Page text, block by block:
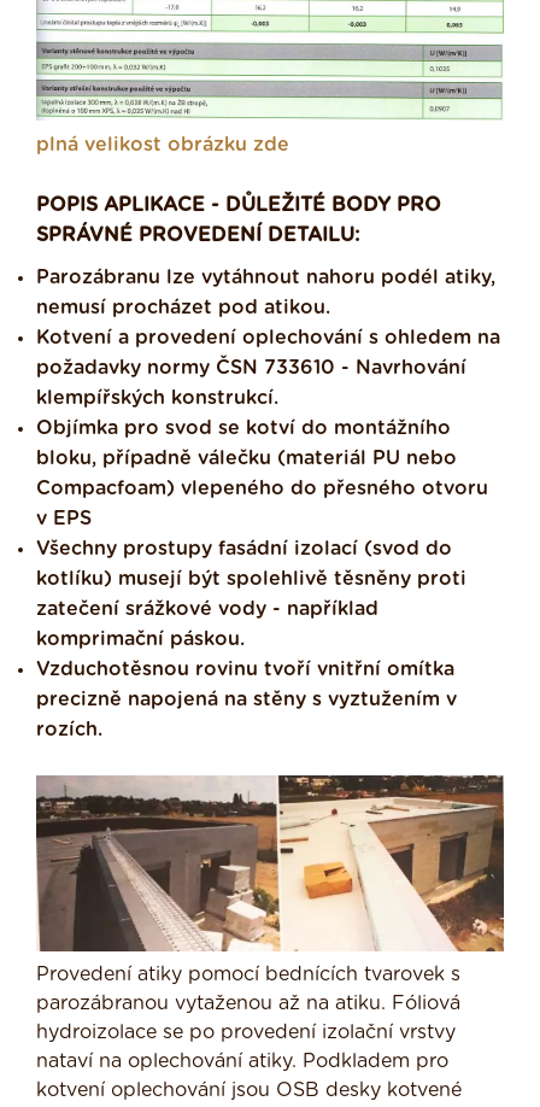
plná velikost obrázku zde
POPIS APLIKACE - DŮLEŽITÉ BODY PRO
SPRÁVNÉ PROVEDENÍ DETAILU:
Parozábranu lze vytáhnout nahoru podél atiky,
nemusí procházet pod atikou.
Kotvení a provedení oplechování s ohledem na
požadavky normy ČSN 733610 - Navrhování
klempířských konstrukcí.
Objímka pro svod se kotví do montážního
bloku, případně válečku (materiál PU nebo
Compacfoam) vlepeného do přesného otvoru
v EPS
Všechny prostupy fasádní izolací (svod do
kotlíku) musejí být spolehlivě těsněny proti
zatečení srážkové vody - například
komprimační páskou.
Vzduchotěsnou rovinu tvoří vnitřní omítka
precizně napojená na stěny s vyztužením v
rozích.
Provedení atiky pomocí bednících tvarovek s
parozábranou vytaženou až na atiku. Fóliová
hydroizolace se po provedení izolační vrstvy
nataví na oplechování atiky. Podkladem pro
kotvení oplechování jsou OSB desky kotvené